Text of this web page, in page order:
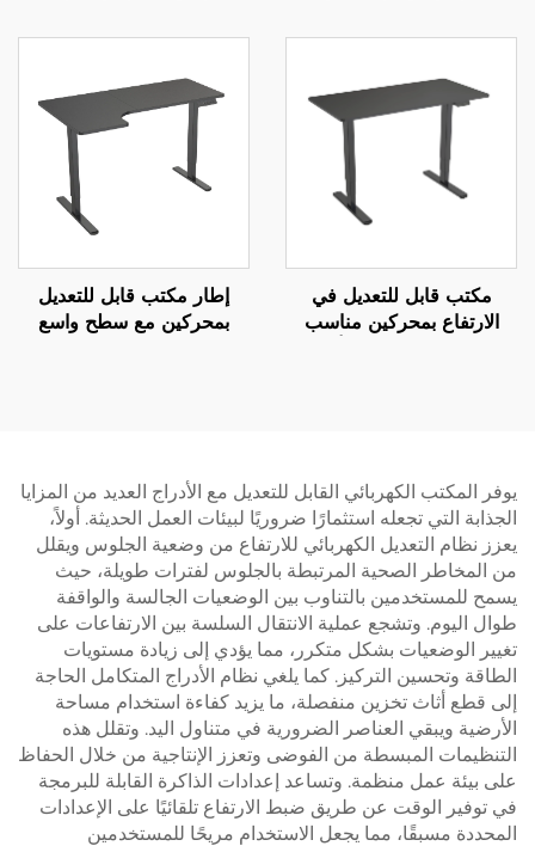
MOUNTS JSD2-01-WK
ومقلوبة | هادئ ومستقر – V-
مكتب قابل للتعديل في
الارتفاع بمحركين مناسب
إطار مكتب قابل للتعديل
بمحركين مع سطح واسع
يوفر المكتب الكهربائي القابل للتعديل مع الأدراج العديد من المزايا
الجذابة التي تجعله استثمارًا ضروريًا لبيئات العمل الحديثة. أولاً،
يعزز نظام التعديل الكهربائي للارتفاع من وضعية الجلوس ويقلل
من المخاطر الصحية المرتبطة بالجلوس لفترات طويلة، حيث
يسمح للمستخدمين بالتناوب بين الوضعيات الجالسة والواقفة
طوال اليوم. وتشجع عملية الانتقال السلسة بين الارتفاعات على
تغيير الوضعيات بشكل متكرر، مما يؤدي إلى زيادة مستويات
الطاقة وتحسين التركيز. كما يلغي نظام الأدراج المتكامل الحاجة
إلى قطع أثاث تخزين منفصلة، ما يزيد كفاءة استخدام مساحة
الأرضية ويبقي العناصر الضرورية في متناول اليد. وتقلل هذه
التنظيمات المبسطة من الفوضى وتعزز الإنتاجية من خلال الحفاظ
على بيئة عمل منظمة. وتساعد إعدادات الذاكرة القابلة للبرمجة
في توفير الوقت عن طريق ضبط الارتفاع تلقائيًا على الإعدادات
المحددة مسبقًا، مما يجعل الاستخدام مريحًا للمستخدمين